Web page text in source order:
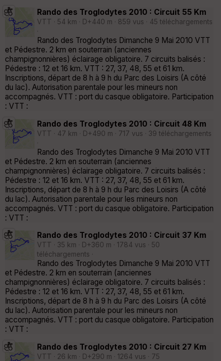
Rando des Troglodytes 2010 : Circuit 55 Km
VTT · 54 km · D+440 m · 859 vus · 45 téléchargements
·
Rando des Troglodytes Dimanche 9 Mai 2010 VTT
et Pédestre. 2 km en souterrain (anciennes
champignonnières) éclairage obligatoire. 7 circuits balisés :
Pédestre : 12 et 16 km. VTT : 27, 37, 48, 55 et 61 km.
Inscriptions, départ de 8 h à 9 h du Parc des Loisirs (A côté
du lac). Autorisation parentale pour les mineurs non
accompagnés. VTT : port du casque obligatoire. Participation
: VTT :
Rando des Troglodytes 2010 : Circuit 48 Km
VTT · 47 km · D+490 m · 717 vus · 39 téléchargements
·
Rando des Troglodytes Dimanche 9 Mai 2010 VTT
et Pédestre. 2 km en souterrain (anciennes
champignonnières) éclairage obligatoire. 7 circuits balisés :
Pédestre : 12 et 16 km. VTT : 27, 37, 48, 55 et 61 km.
Inscriptions, départ de 8 h à 9 h du Parc des Loisirs (A côté
du lac). Autorisation parentale pour les mineurs non
accompagnés. VTT : port du casque obligatoire. Participation
: VTT :
Rando des Troglodytes 2010 : Circuit 37 Km
VTT · 35 km · D+360 m · 1784 vus · 50
téléchargements ·
Rando des Troglodytes Dimanche 9 Mai 2010 VTT
et Pédestre. 2 km en souterrain (anciennes
champignonnières) éclairage obligatoire. 7 circuits balisés :
Pédestre : 12 et 16 km. VTT : 27, 37, 48, 55 et 61 km.
Inscriptions, départ de 8 h à 9 h du Parc des Loisirs (A côté
du lac). Autorisation parentale pour les mineurs non
accompagnés. VTT : port du casque obligatoire. Participation
: VTT :
Rando des Troglodytes 2010 : Circuit 27 Km
VTT · 26 km · D+290 m · 1264 vus · 75